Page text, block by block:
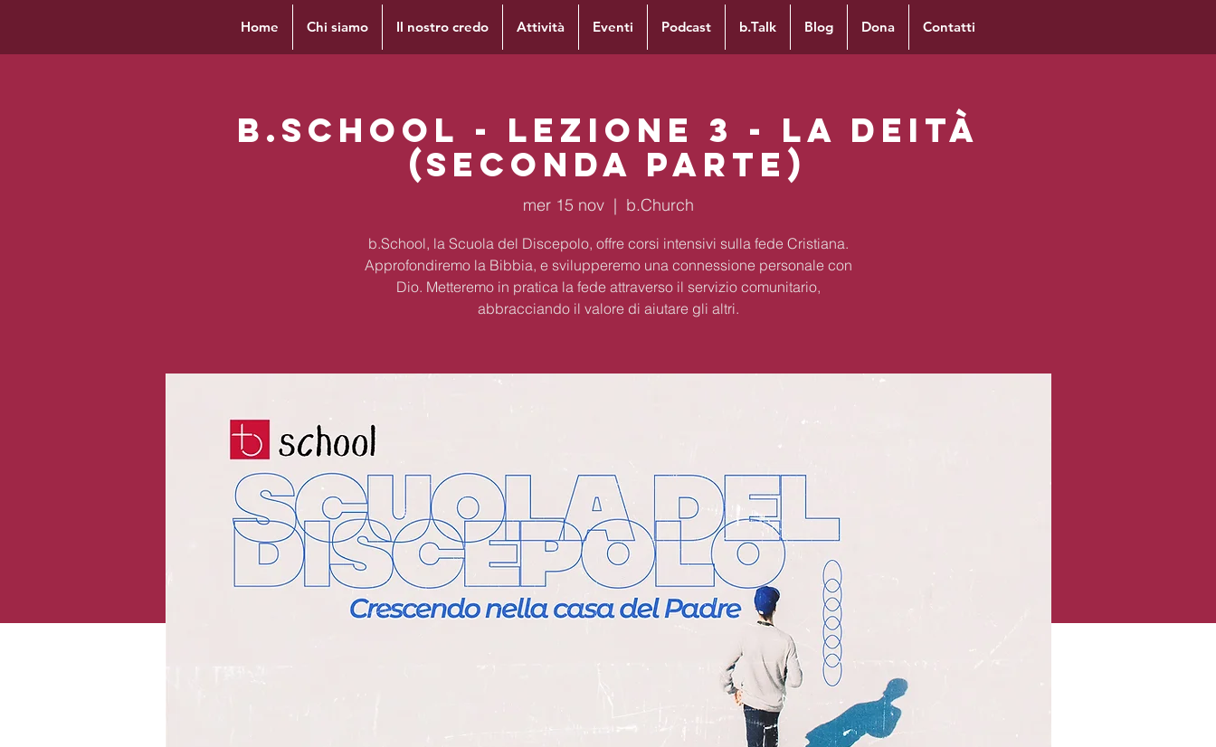
Home Chi siamo Il nostro credo Attività Eventi Podcast b.Talk Blog Dona Contatti
b.School - Lezione 3 - La Deità
(Seconda Parte)
mer 15 nov
  |
b.Church
b.School, la Scuola del Discepolo, offre corsi intensivi sulla fede Cristiana.
Approfondiremo la Bibbia, e svilupperemo una connessione personale con
Dio. Metteremo in pratica la fede attraverso il servizio comunitario,
abbracciando il valore di aiutare gli altri.